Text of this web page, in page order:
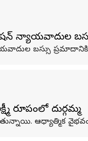
న్యాయవాదుల
బస్సు ప్రమాదానికి
రూపంలో దుర్గమ్మ
ఆధ్యాత్మిక